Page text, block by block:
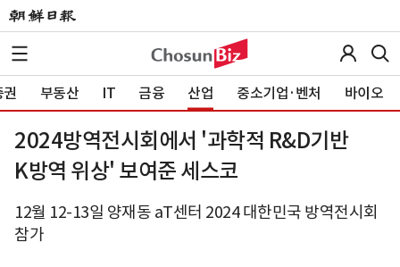
부동산 IT 금융 산업 중소기업·벤처 바이오
2024방역전시회에서 '과학적 R&D기반
K방역 위상' 보여준 세스코
12월 12-13일 양재동 aT센터 2024 대한민국 방역전시회
참가